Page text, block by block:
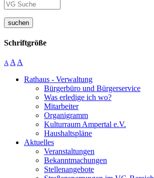
suchen
Schriftgröße
A A A
Rathaus - Verwaltung
Bürgerbüro und Bürgerservice
Was erledige ich wo?
Mitarbeiter
Organigramm
Kulturraum Ampertal e.V.
Haushaltspläne
Aktuelles
Veranstaltungen
Bekanntmachungen
Stellenangebote